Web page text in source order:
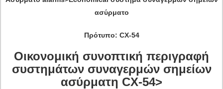
ασύρματο
Πρότυπο: CX-54
Οικονομική συνοπτική περιγραφή
συστημάτων συναγερμών σημείων
ασύρματη CX-54>